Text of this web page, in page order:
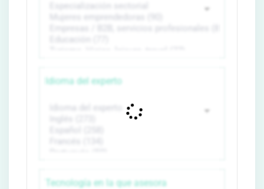
Idioma del experto
Tecnología en la que asesora